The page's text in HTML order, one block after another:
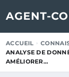
AGENT-
ACCUEIL
ANALYSE DE
AMÉLIORER…